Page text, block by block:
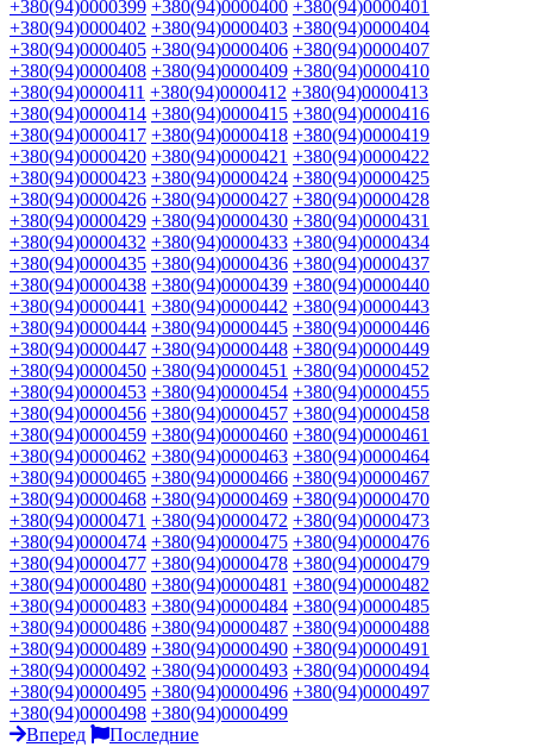
+380(94)0000399 +380(94)0000400 +380(94)0000401
+380(94)0000402 +380(94)0000403 +380(94)0000404
+380(94)0000405 +380(94)0000406 +380(94)0000407
+380(94)0000408 +380(94)0000409 +380(94)0000410
+380(94)0000411 +380(94)0000412 +380(94)0000413
+380(94)0000414 +380(94)0000415 +380(94)0000416
+380(94)0000417 +380(94)0000418 +380(94)0000419
+380(94)0000420 +380(94)0000421 +380(94)0000422
+380(94)0000423 +380(94)0000424 +380(94)0000425
+380(94)0000426 +380(94)0000427 +380(94)0000428
+380(94)0000429 +380(94)0000430 +380(94)0000431
+380(94)0000432 +380(94)0000433 +380(94)0000434
+380(94)0000435 +380(94)0000436 +380(94)0000437
+380(94)0000438 +380(94)0000439 +380(94)0000440
+380(94)0000441 +380(94)0000442 +380(94)0000443
+380(94)0000444 +380(94)0000445 +380(94)0000446
+380(94)0000447 +380(94)0000448 +380(94)0000449
+380(94)0000450 +380(94)0000451 +380(94)0000452
+380(94)0000453 +380(94)0000454 +380(94)0000455
+380(94)0000456 +380(94)0000457 +380(94)0000458
+380(94)0000459 +380(94)0000460 +380(94)0000461
+380(94)0000462 +380(94)0000463 +380(94)0000464
+380(94)0000465 +380(94)0000466 +380(94)0000467
+380(94)0000468 +380(94)0000469 +380(94)0000470
+380(94)0000471 +380(94)0000472 +380(94)0000473
+380(94)0000474 +380(94)0000475 +380(94)0000476
+380(94)0000477 +380(94)0000478 +380(94)0000479
+380(94)0000480 +380(94)0000481 +380(94)0000482
+380(94)0000483 +380(94)0000484 +380(94)0000485
+380(94)0000486 +380(94)0000487 +380(94)0000488
+380(94)0000489 +380(94)0000490 +380(94)0000491
+380(94)0000492 +380(94)0000493 +380(94)0000494
+380(94)0000495 +380(94)0000496 +380(94)0000497
+380(94)0000498 +380(94)0000499
Вперед
Последние